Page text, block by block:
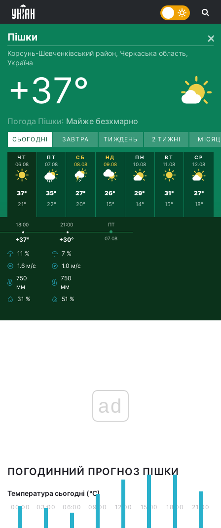
Пішки
Корсунь-Шевченківський район, Черкаська область,
Україна
+37°
Погода Пішки: Майже безхмарно
СЬОГОДНІ ЗАВТРА ТИЖДЕНЬ 2 ТИЖНІ
ЧТ
06.08
37°
21°
ПТ
07.08
35°
22°
СБ
08.08
27°
20°
НД
09.08
26°
15°
ПН
10.08
29°
14°
ВТ
11.08
31°
15°
СР
12.08
27°
18°
18:00
+37°
11 %
1.6 м/с
750
мм
31 %
21:00
+30°
7 %
1.0 м/с
750
мм
51 %
ПТ
07.08
ad
ПОГОДИННИЙ ПРОГНОЗ ПІШКИ
Температура сьогодні (°С)
00:00 03:00 06:00 09:00 12:00 15:00 18:00 21:00